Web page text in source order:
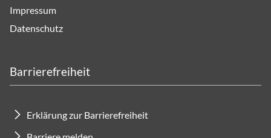
Impressum
Datenschutz
Barrierefreiheit
Erklärung zur Barrierefreiheit